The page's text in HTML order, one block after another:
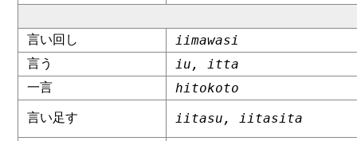
言い回し iimawasi
言う iu, itta
一言 hitokoto
言い足す iitasu, iitasita